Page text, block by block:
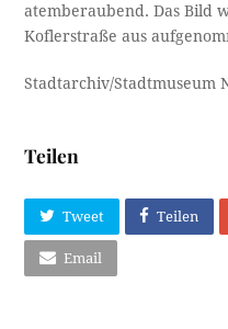
atemberaubend. Das Bild
Koflerstraße aus
Stadtarchiv/Stadtmuseum
Teilen
Tweet Teilen
Email